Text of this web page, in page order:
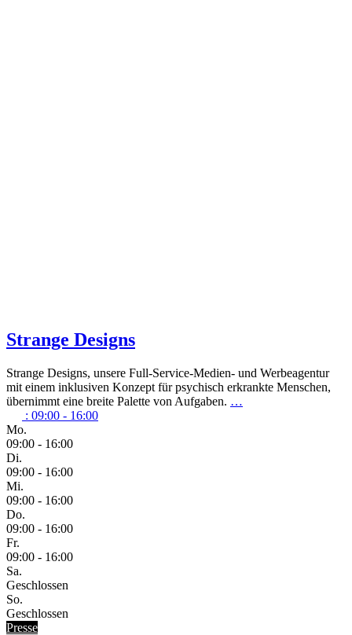
Strange Designs
Strange Designs, unsere Full-Service-Medien- und Werbeagentur
mit einem inklusiven Konzept für psychisch erkrankte Menschen,
übernimmt eine breite Palette von Aufgaben. …
: 09:00 - 16:00
Mo.
09:00 - 16:00
Di.
09:00 - 16:00
Mi.
09:00 - 16:00
Do.
09:00 - 16:00
Fr.
09:00 - 16:00
Sa.
Geschlossen
So.
Geschlossen
Presse